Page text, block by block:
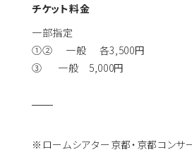
チケット料金
一部指定
①② 一般 各3,500円
③ 一般 5,000円
※ロームシアター京都・京都コンサ